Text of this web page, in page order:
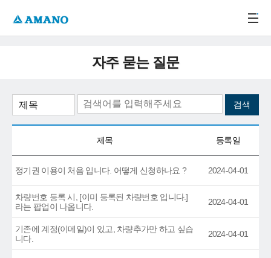
자주 묻는 질문
제목 등록일
정기권 이용이 처음 입니다. 어떻게 신청하나요 ? 2024-04-01
차량번호 등록 시, [이미 등록된 차량번호 입니다.]
라는 팝업이 나옵니다.
2024-04-01
기존에 계정(이메일)이 있고, 차량추가만 하고 싶습
니다.
2024-04-01